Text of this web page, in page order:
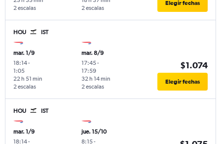
2 escalas 2 escalas
Elegir fechas
HOU IST
mar. 1/9
18:14-
1:05
2 escalas
22 h 51 min
mar. 8/9
17:45-
17:59
2 escalas
32 h 14 min
$1.074
Elegir fechas
HOU IST
mar. 1/9
18:14-
jue. 15/10
8:15-